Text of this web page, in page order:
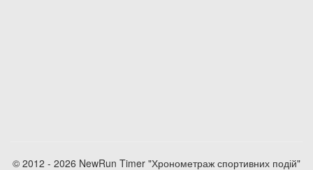
© 2012 - 2026 NewRun Timer "Хронометраж спортивних подій"